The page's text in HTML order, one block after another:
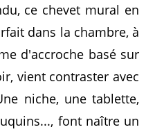
ce chevet mural en
dans la chambre, à
d'accroche basé sur
vient contraster avec
niche, une tablette,
font naître un